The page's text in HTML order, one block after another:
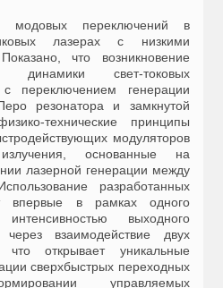
модовых переключений в
лазерах с низкими
что возникновение
динамики свет-токовых
с переключением генерации
резонатора и замкнутой
технические принципы
модуляторов
основанные на
лазерной генерации между
разработанных
впервые в рамках одного
выходного
через взаимодействие двух
что открывает уникальные
сверхбыстрых переходных
управляемых